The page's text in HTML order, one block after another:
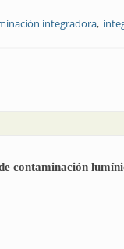
integradora
Lighting”, bienvenida la
contaminación